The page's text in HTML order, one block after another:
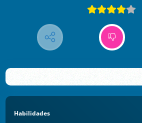
Habilidades